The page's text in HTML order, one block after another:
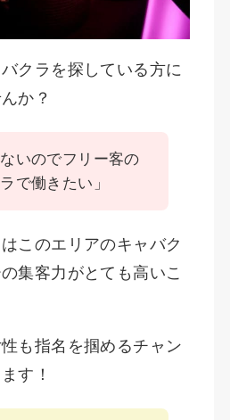
クラを探している方に
か？
ないのでフリー客の
で働きたい」
このエリアのキャバク
集客力がとても高いこ
も指名を掴めるチャン
す！